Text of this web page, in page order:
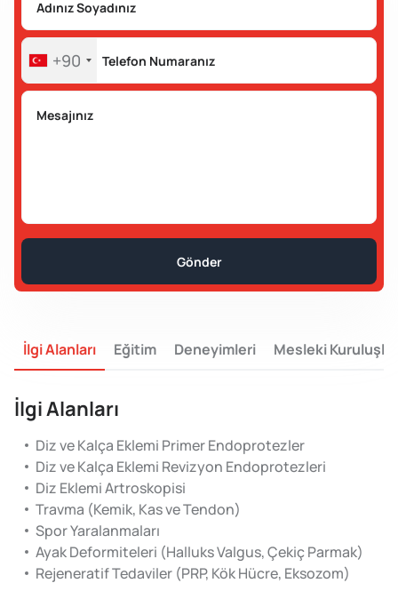
İlgi Alanları Eğitim Deneyimleri Mesleki Kuruluşlar
İlgi Alanları
Diz ve Kalça Eklemi Primer Endoprotezler
Diz ve Kalça Eklemi Revizyon Endoprotezleri
Diz Eklemi Artroskopisi
Travma (Kemik, Kas ve Tendon)
Spor Yaralanmaları
Ayak Deformiteleri (Halluks Valgus, Çekiç Parmak)
Rejeneratif Tedaviler (PRP, Kök Hücre, Eksozom)
+90
Gönder